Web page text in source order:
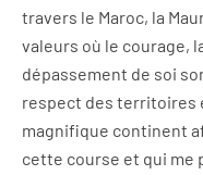
travers le Maroc, la
valeurs où le courage,
dépassement de soi
respect des territoires
magnifique continent
cette course et qui me